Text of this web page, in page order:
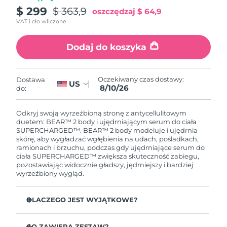
$ 299 $ 363,9 oszczędzaj $ 64,9
VAT i cło wliczone
Dodaj do koszyka
Dostawa
do:
US Oczekiwany czas dostawy:
8/10/26
Odkryj swoją wyrzeźbioną stronę z antycellulitowym
duetem: BEAR™ 2 body i ujędrniającym serum do ciała
SUPERCHARGED™. BEAR™ 2 body modeluje i ujędrnia
skórę, aby wygładzać wgłębienia na udach, pośladkach,
ramionach i brzuchu, podczas gdy ujędrniające serum do
ciała SUPERCHARGED™ zwiększa skuteczność zabiegu,
pozostawiając widocznie gładszy, jędrniejszy i bardziej
wyrzeźbiony wygląd.
DLACZEGO JEST WYJĄTKOWE?
Holandia
Nowa Zelandia
Oczekiwany czas dostawy
8/9/26
Norwegia
Oczekiwany czas dostawy
Oman
Oczekiwany czas dostawy
8/12/26
Filipiny
Oczekiwany czas dostawy
8/12/26
Polska
Oczekiwany czas dostawy